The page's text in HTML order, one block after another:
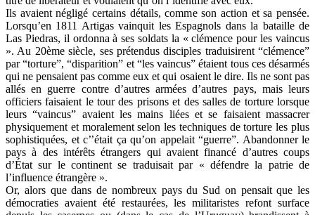
Ils avaient négligé certains détails, comme son action et sa pensée.
Lorsqu’en 1811 Artigas vainquit les Espagnols dans la bataille de
Las Piedras, il ordonna à ses soldats la « clémence pour les vaincus
». Au 20ème siècle, ses prétendus disciples traduisirent “clémence”
par “torture”, “disparition” et “les vaincus” étaient tous ces désarmés
qui ne pensaient pas comme eux et qui osaient le dire. Ils ne sont pas
allés en guerre contre d’autres armées d’autres pays, mais leurs
officiers faisaient le tour des prisons et des salles de torture lorsque
leurs “vaincus” avaient les mains liées et se faisaient massacrer
physiquement et moralement selon les techniques de torture les plus
sophistiquées, et c’’était ça qu’on appelait “guerre”. Abandonner le
pays à des intérêts étrangers qui avaient financé d’autres coups
d’État sur le continent se traduisait par « défendre la patrie de
l’influence étrangère ».
Or, alors que dans de nombreux pays du Sud on pensait que les
démocraties avaient été restaurées, les militaristes refont surface